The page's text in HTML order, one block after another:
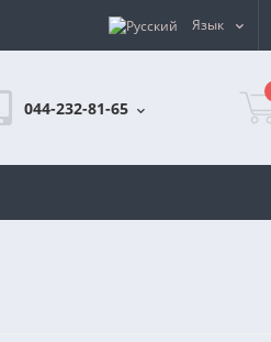
Язык
044-232-81-65